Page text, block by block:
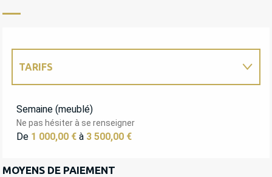
TARIFS
TARIFS 2027
Semaine (meublé)
Ne pas hésiter à se renseigner
De 1 000,00 € à 3 500,00 €
MOYENS DE PAIEMENT